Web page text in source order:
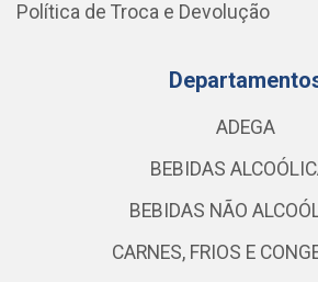
Política de Troca e Devolução
ADEGA
BEBIDAS
BEBIDAS NÃO
CARNES, FRIOS E